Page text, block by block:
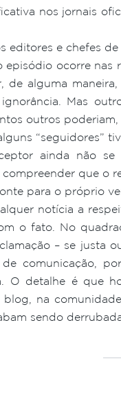
nos jornais
editores e chefes
ocorre nas
alguma
Mas
outros
“seguidores”
ainda não
que o
para o próprio
notícia a
o fato. No
– se justa
comunicação,
O detalhe é que
na
sendo